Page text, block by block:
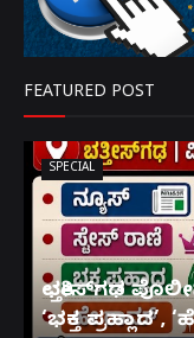
FEATURED POST
SPECIAL
ಛತ್ತೀಸ್‌ಗಢ
‘ಭಕ್ತ ಪ್ರಹ್ಲಾದ’,